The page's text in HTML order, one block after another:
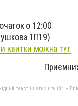
о 12:00
1П19)
квитки можна тут
текст і натисніть Ctrl +